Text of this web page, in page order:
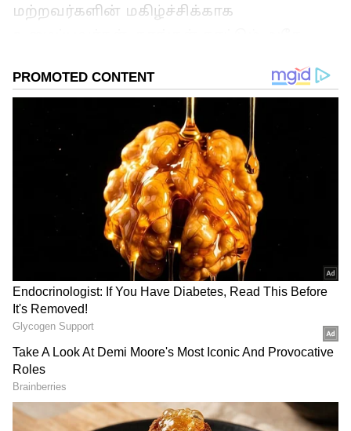
மற்றவர்களின் மகிழ்ச்சிக்காக
வேண்டும் என்று எதிர்பார்ப்பதால், மிக
எளிதாக உறவுகளால் கவரப்பட்டு, பின்பு
காயப்படுகிறார்கள். பௌர்ணமி நாட்களில்
நெய் தீபம் ஏற்றி சந்திர தரிசனம் செய்வது,
உறவுகளிடம் சரியான இடைவெளியைப்
பேண உதவும்.
ஏசியாநெட் தமிழ்-ஐ உங்கள் முதன்மைத்
தேர்வாக்குங்கள்